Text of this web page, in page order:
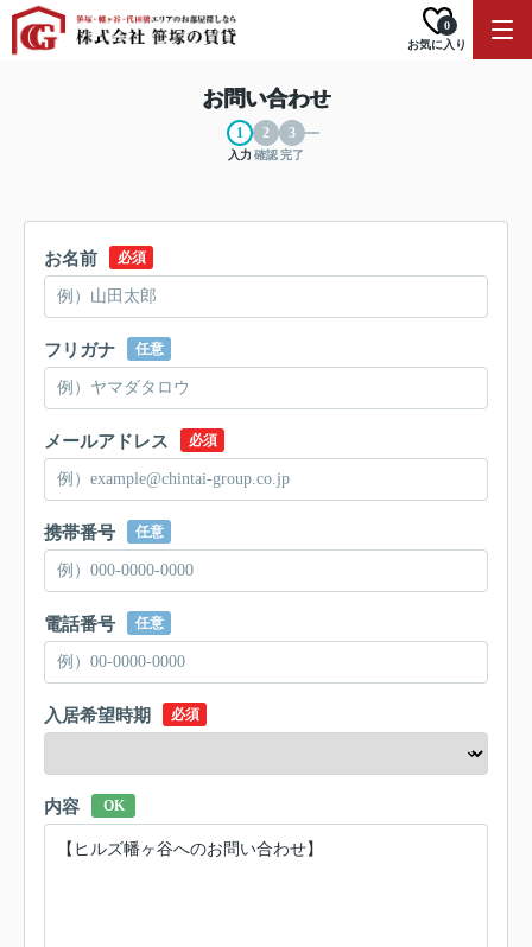
お気に入り
0
お問い合わせ
入力 確認完了
お名前 必須
フリガナ 任意
メールアドレス 必須
携帯番号 任意
電話番号 任意
入居希望時期 必須
内容 OK